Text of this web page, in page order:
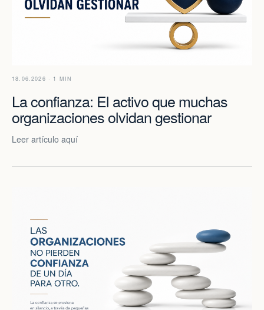
18.06.2026 · 1 MIN
La confianza: El activo que muchas
organizaciones olvidan gestionar
Leer artículo aquí